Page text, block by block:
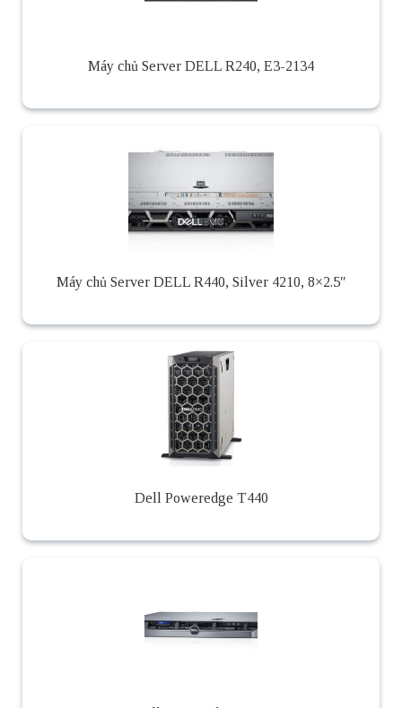
Máy chủ Server DELL R240, E3-2134
Máy chủ Server DELL R440, Silver 4210, 8×2.5″
Dell Poweredge T440